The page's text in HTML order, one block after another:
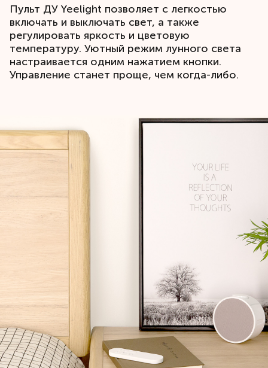
Пульт ДУ Yeelight позволяет с легкостью
включать и выключать свет, а также
регулировать яркость и цветовую
температуру. Уютный режим лунного света
настраивается одним нажатием кнопки.
Управление станет проще, чем когда-либо.